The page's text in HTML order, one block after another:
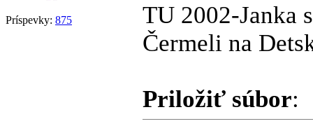
Príspevky: 875
TU 2002-Janka
Čermeli na
Priložiť súbor: